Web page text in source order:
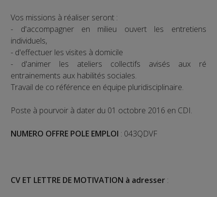
Vos missions à réaliser seront :
- d'accompagner en milieu ouvert les entretiens
individuels,
- d'effectuer les visites à domicile
- d'animer les ateliers collectifs avisés aux ré
entrainements aux habilités sociales.
Travail de co référence en équipe pluridisciplinaire.
Poste à pourvoir à dater du 01 octobre 2016 en CDI.
NUMERO OFFRE POLE EMPLOI : 043QDVF
CV ET LETTRE DE MOTIVATION à adresser :